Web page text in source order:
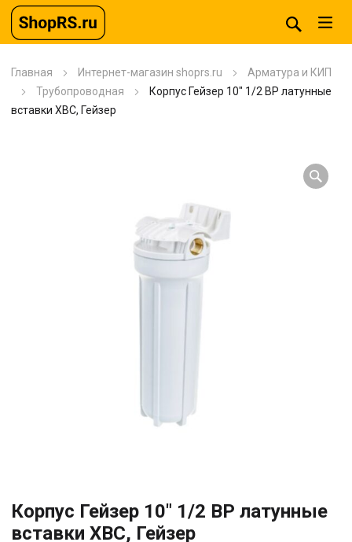
Главная Интернет-магазин shoprs.ru
Арматура и КИП
Трубопроводная
Корпус Гейзер 10″ 1/2 ВР латунные
вставки ХВС, Гейзер
Корпус Гейзер 10″ 1/2 ВР латунные
вставки ХВС, Гейзер